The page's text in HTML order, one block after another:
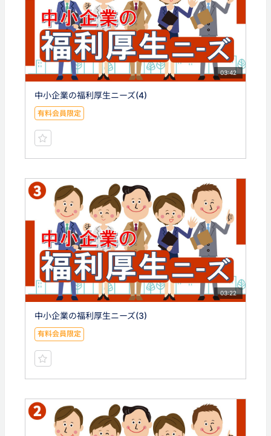
03:42
中小企業の福利厚生ニーズ(4)
有料会員限定
03:22
中小企業の福利厚生ニーズ(3)
有料会員限定